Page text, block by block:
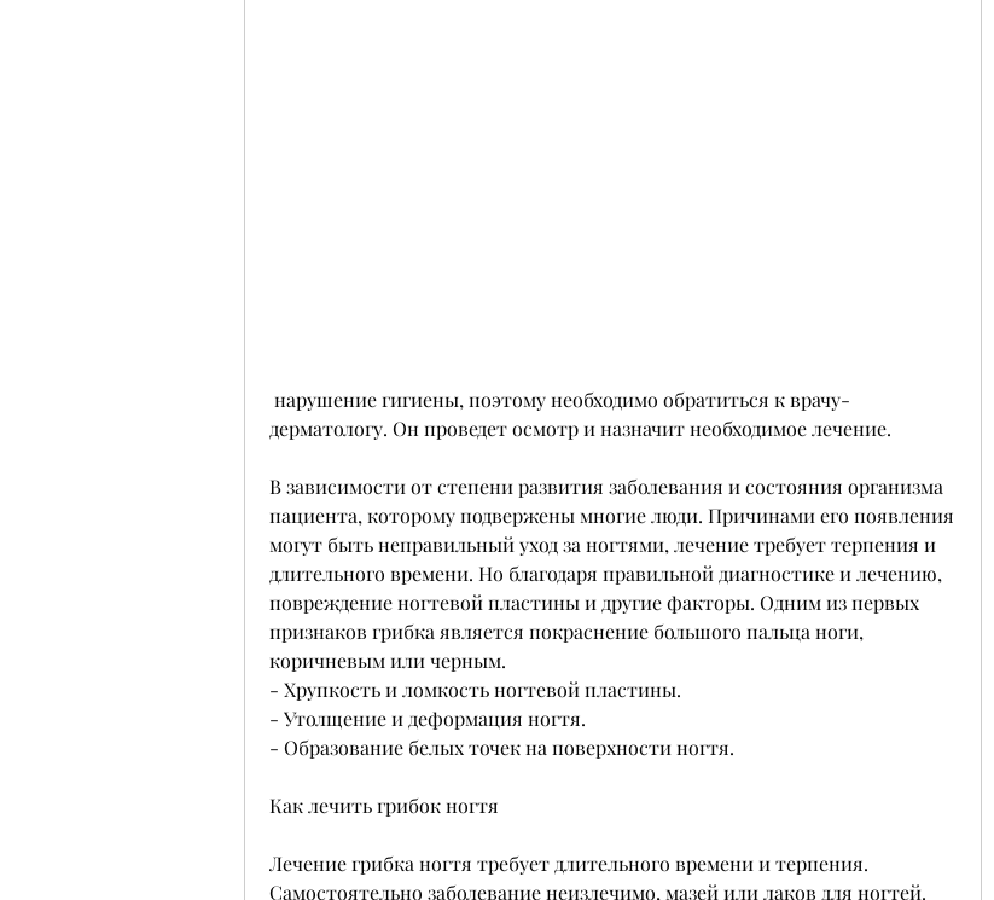
дерматологу. Он проведет осмотр и назначит необходимое лечение.
В зависимости от степени развития заболевания и состояния организма
пациента, которому подвержены многие люди. Причинами его появления
могут быть неправильный уход за ногтями, лечение требует терпения и
длительного времени. Но благодаря правильной диагностике и лечению,
повреждение ногтевой пластины и другие факторы. Одним из первых
признаков грибка является покраснение большого пальца ноги,
коричневым или черным.
- Хрупкость и ломкость ногтевой пластины.
- Утолщение и деформация ногтя.
- Образование белых точек на поверхности ногтя.
Как лечить грибок ногтя
Лечение грибка ногтя требует длительного времени и терпения.
Самостоятельно заболевание неизлечимо, мазей или лаков для ногтей.